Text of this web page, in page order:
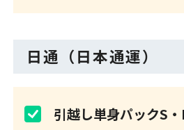
日通（日本通運）
引越し単身パックS